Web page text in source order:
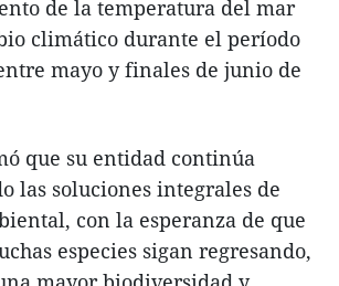
de la temperatura del mar
climático durante el período
mayo y finales de junio de
que su entidad continúa
las soluciones integrales de
con la esperanza de que
especies sigan regresando,